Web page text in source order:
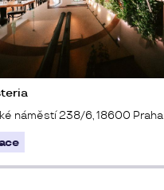
náměstí 238/6, 18600 Praha